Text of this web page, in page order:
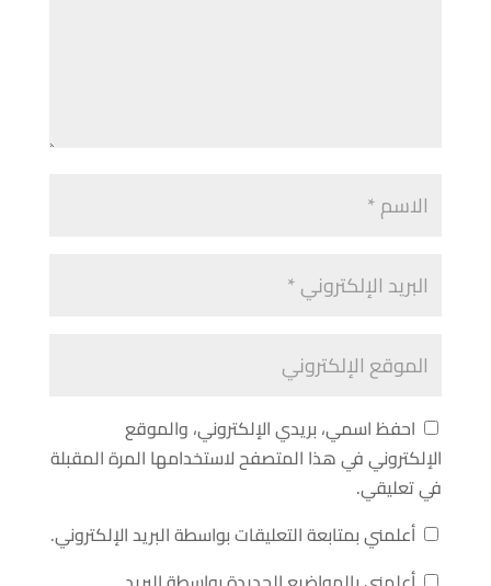
احفظ اسمي، بريدي الإلكتروني، والموقع
الإلكتروني في هذا المتصفح لاستخدامها المرة المقبلة
في تعليقي.
أعلمني بمتابعة التعليقات بواسطة البريد الإلكتروني.